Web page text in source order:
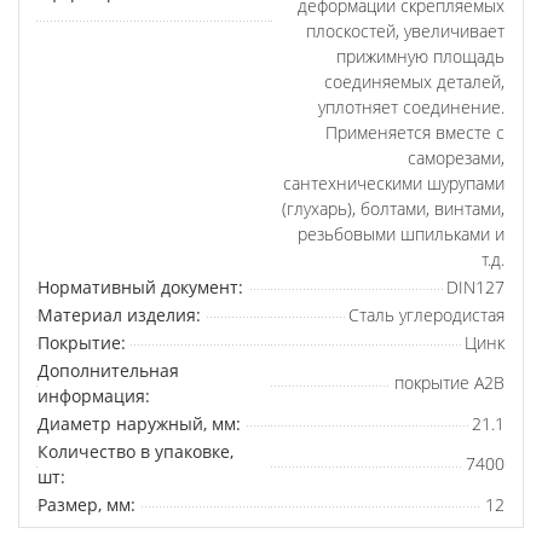
деформации скрепляемых
плоскостей, увеличивает
прижимную площадь
соединяемых деталей,
уплотняет соединение.
Применяется вместе с
саморезами,
сантехническими шурупами
(глухарь), болтами, винтами,
резьбовыми шпильками и
т.д.
Нормативный документ:
DIN127
Материал изделия:
Сталь углеродистая
Покрытие:
Цинк
Дополнительная
информация:
покрытие A2B
Диаметр наружный, мм:
21.1
Количество в упаковке,
шт:
7400
Размер, мм:
12